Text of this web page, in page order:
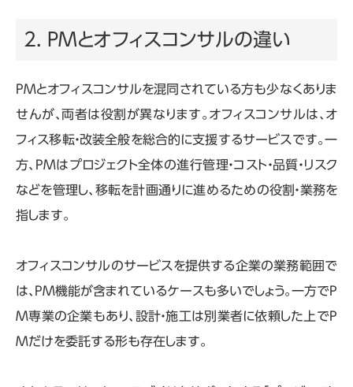
2. PMとオフィスコンサルの違い
PMとオフィスコンサルを混同されている方も少なくありま
せんが、両者は役割が異なります。オフィスコンサルは、オ
フィス移転・改装全般を総合的に支援するサービスです。一
方、 PMはプロジェクト全体の進行管理・コスト・品質・リスク
などを管理し、移転を計画通りに進めるための役割・業務を
指します。
オフィスコンサルのサービスを提供する企業の業務範囲で
は、 PM機能が含まれているケースも多いでしょう。一方でP
M専業の企業もあり、設計・施工は別業者に依頼した上でP
Mだけを委託する形も存在します。